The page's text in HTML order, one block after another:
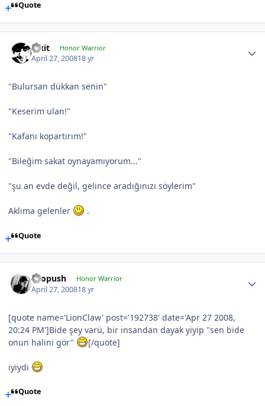
Quote
Pixit Honor Warrior
April 27, 200818 yr
"Bulursan dükkan senin"
"Keserim ulan!"
"Kafanı kopartırım!"
"Bileğim sakat oynayamıyorum..."
"şu an evde değil, gelince aradığınızı söylerim"
Aklıma gelenler .
Quote
chopush Honor Warrior
April 27, 200818 yr
[quote name='LionClaw' post='192738' date='Apr 27 2008,
20:24 PM']Bide şey varü, bir insandan dayak yiyip "sen bide
onun halini gör"
[/quote]
iyiydi
Quote